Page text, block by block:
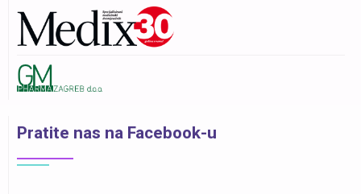
Pratite nas na Facebook-u